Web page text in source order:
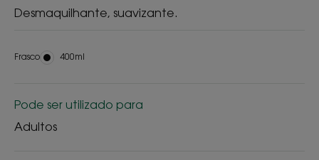
Desmaquilhante, suavizante.
Frasco Frasco
400ml
Pode ser utilizado para
Adultos